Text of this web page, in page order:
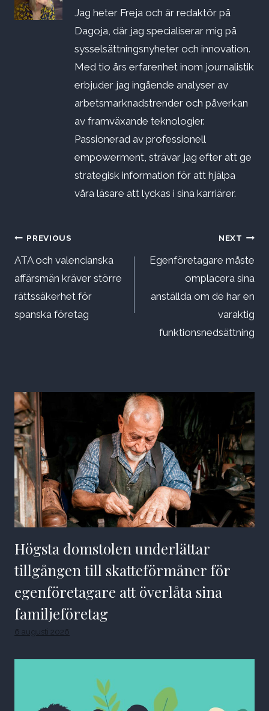
Jag heter Freja och är redaktör på
Dagoja, där jag specialiserar mig på
sysselsättningsnyheter och innovation.
Med tio års erfarenhet inom journalistik
erbjuder jag ingående analyser av
arbetsmarknadstrender och påverkan
av framväxande teknologier.
Passionerad av professionell
empowerment, strävar jag efter att ge
strategisk information för att hjälpa
våra läsare att lyckas i sina karriärer.
Inläggsnavigering
PREVIOUS
ATA och valencianska
affärsmän kräver större
rättssäkerhet för
spanska företag
NEXT
Egenföretagare måste
omplacera sina
anställda om de har en
varaktig
funktionsnedsättning
Högsta domstolen underlättar
tillgången till skatteförmåner för
egenföretagare att överlåta sina
familjeföretag
6 augusti 2026